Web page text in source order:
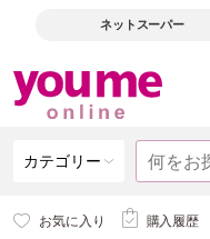
ネットスーパー
カテゴリー
お気に入り 購入履歴